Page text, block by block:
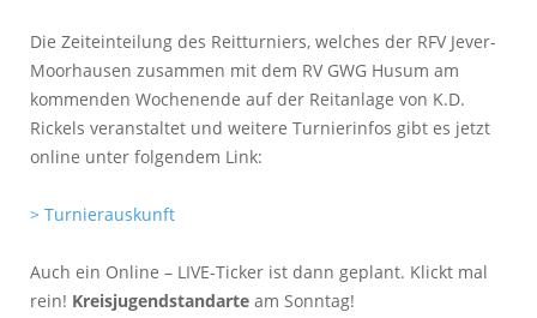
Die Zeiteinteilung des Reitturniers, welches der RFV Jever-
Moorhausen zusammen mit dem RV GWG Husum am
kommenden Wochenende auf der Reitanlage von K.D.
Rickels veranstaltet und weitere Turnierinfos gibt es jetzt
online unter folgendem Link:
> Turnierauskunft
Auch ein Online – LIVE-Ticker ist dann geplant. Klickt mal
rein! Kreisjugendstandarte am Sonntag!